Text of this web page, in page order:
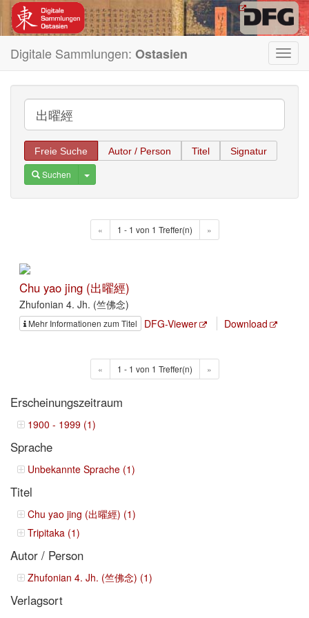
Digitale Sammlungen: Ostasien
Freie Suche Autor / Person Titel Signatur
Suchen Toggle Dropdown
« 1 - 1 von 1 Treffer(n) »
Chu yao jing (出曜經)
Zhufonian 4. Jh. (竺佛念)
Mehr Informationen zum Titel DFG-Viewer Download
« 1 - 1 von 1 Treffer(n) »
Erscheinungszeitraum
1900 - 1999 (1)
Sprache
Unbekannte Sprache (1)
Titel
Chu yao jing (出曜經) (1)
Tripitaka (1)
Autor / Person
Zhufonian 4. Jh. (竺佛念) (1)
Verlagsort